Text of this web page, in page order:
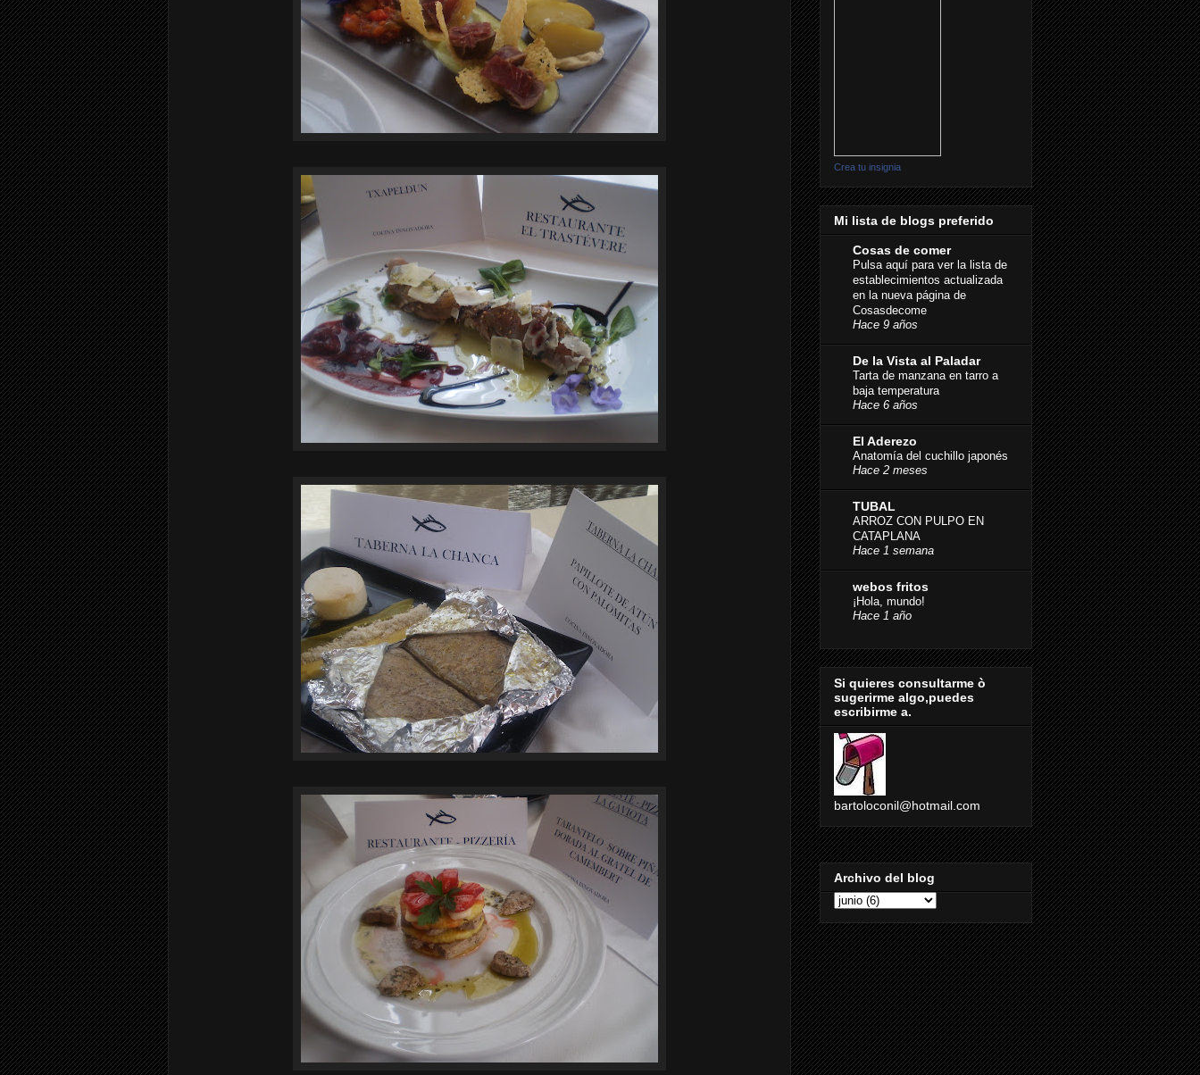
Crea tu insignia
Mi lista de blogs preferido
Cosas de comer
Pulsa aquí para ver la lista de
establecimientos actualizada
en la nueva página de
Cosasdecome
Hace 9 años
De la Vista al Paladar
Tarta de manzana en tarro a
baja temperatura
Hace 6 años
El Aderezo
Anatomía del cuchillo japonés
Hace 2 meses
TUBAL
ARROZ CON PULPO EN
CATAPLANA
Hace 1 semana
webos fritos
¡Hola, mundo!
Hace 1 año
Si quieres consultarme ò
sugerirme algo,puedes
escribirme a.
bartoloconil@hotmail.com
Archivo del blog